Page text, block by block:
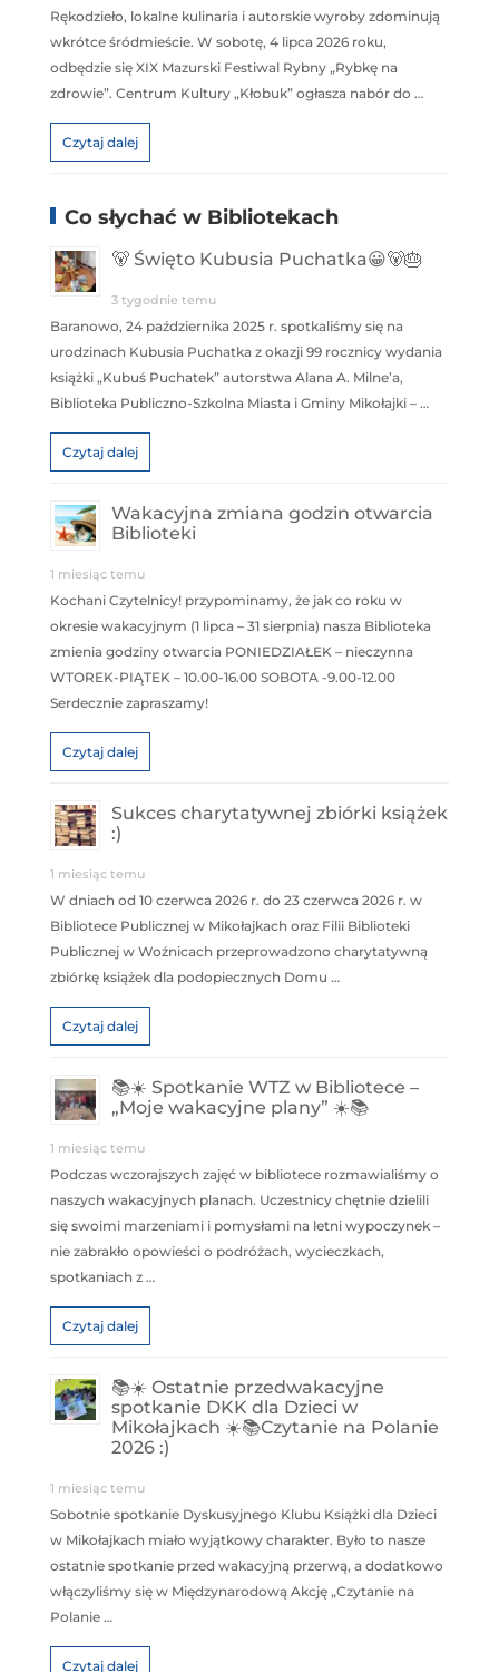
Rękodzieło, lokalne kulinaria i autorskie wyroby zdominują
wkrótce śródmieście. W sobotę, 4 lipca 2026 roku,
odbędzie się XIX Mazurski Festiwal Rybny „Rybkę na
zdrowie”. Centrum Kultury „Kłobuk” ogłasza nabór do …
Czytaj dalej
Co słychać w Bibliotekach
🐻 Święto Kubusia Puchatka😀🐻🎂
3 tygodnie temu
Baranowo, 24 października 2025 r. spotkaliśmy się na
urodzinach Kubusia Puchatka z okazji 99 rocznicy wydania
książki „Kubuś Puchatek” autorstwa Alana A. Milne’a,
Biblioteka Publiczno-Szkolna Miasta i Gminy Mikołajki – …
Czytaj dalej
Wakacyjna zmiana godzin otwarcia
Biblioteki
1 miesiąc temu
Kochani Czytelnicy! przypominamy, że jak co roku w
okresie wakacyjnym (1 lipca – 31 sierpnia) nasza Biblioteka
zmienia godziny otwarcia PONIEDZIAŁEK – nieczynna
WTOREK-PIĄTEK – 10.00-16.00 SOBOTA -9.00-12.00
Serdecznie zapraszamy!
Czytaj dalej
Sukces charytatywnej zbiórki książek
:)
1 miesiąc temu
W dniach od 10 czerwca 2026 r. do 23 czerwca 2026 r. w
Bibliotece Publicznej w Mikołajkach oraz Filii Biblioteki
Publicznej w Woźnicach przeprowadzono charytatywną
zbiórkę książek dla podopiecznych Domu …
Czytaj dalej
📚☀️ Spotkanie WTZ w Bibliotece –
„Moje wakacyjne plany” ☀️📚
1 miesiąc temu
Podczas wczorajszych zajęć w bibliotece rozmawialiśmy o
naszych wakacyjnych planach. Uczestnicy chętnie dzielili
się swoimi marzeniami i pomysłami na letni wypoczynek –
nie zabrakło opowieści o podróżach, wycieczkach,
spotkaniach z …
Czytaj dalej
📚☀️ Ostatnie przedwakacyjne
spotkanie DKK dla Dzieci w
Mikołajkach ☀️📚Czytanie na Polanie
2026 :)
1 miesiąc temu
Sobotnie spotkanie Dyskusyjnego Klubu Książki dla Dzieci
w Mikołajkach miało wyjątkowy charakter. Było to nasze
ostatnie spotkanie przed wakacyjną przerwą, a dodatkowo
włączyliśmy się w Międzynarodową Akcję „Czytanie na
Polanie …
Czytaj dalej